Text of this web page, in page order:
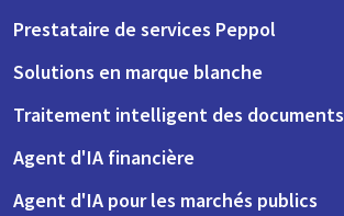
Prestataire de services Peppol
Solutions en marque blanche
Traitement intelligent des documents
Agent d'IA financière
Agent d'IA pour les marchés publics